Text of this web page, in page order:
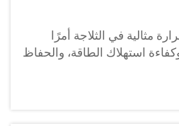
مثالية في الثلاجة أمرًا
استهلاك الطاقة، والحفاظ
سواء كنت تدير مطبخًا تجاريًا،
تبريد منزلي...